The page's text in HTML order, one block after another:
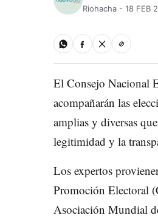
Riohacha - 18 FEB
El Consejo Nacional
acompañarán las
amplias y diversas
legitimidad y la
Los expertos
Promoción Electoral
Asociación Mundial